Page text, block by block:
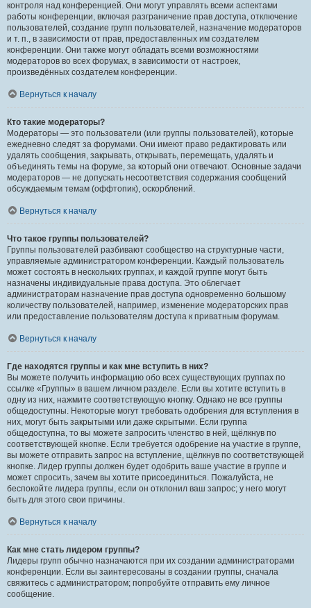
контроля над конференцией. Они могут управлять всеми аспектами
работы конференции, включая разграничение прав доступа, отключение
пользователей, создание групп пользователей, назначение модераторов
и т. п., в зависимости от прав, предоставленных им создателем
конференции. Они также могут обладать всеми возможностями
модераторов во всех форумах, в зависимости от настроек,
произведённых создателем конференции.
Вернуться к началу
Кто такие модераторы?
Модераторы — это пользователи (или группы пользователей), которые
ежедневно следят за форумами. Они имеют право редактировать или
удалять сообщения, закрывать, открывать, перемещать, удалять и
объединять темы на форуме, за который они отвечают. Основные задачи
модераторов — не допускать несоответствия содержания сообщений
обсуждаемым темам (оффтопик), оскорблений.
Вернуться к началу
Что такое группы пользователей?
Группы пользователей разбивают сообщество на структурные части,
управляемые администратором конференции. Каждый пользователь
может состоять в нескольких группах, и каждой группе могут быть
назначены индивидуальные права доступа. Это облегчает
администраторам назначение прав доступа одновременно большому
количеству пользователей, например, изменение модераторских прав
или предоставление пользователям доступа к приватным форумам.
Вернуться к началу
Где находятся группы и как мне вступить в них?
Вы можете получить информацию обо всех существующих группах по
ссылке «Группы» в вашем личном разделе. Если вы хотите вступить в
одну из них, нажмите соответствующую кнопку. Однако не все группы
общедоступны. Некоторые могут требовать одобрения для вступления в
них, могут быть закрытыми или даже скрытыми. Если группа
общедоступна, то вы можете запросить членство в ней, щёлкнув по
соответствующей кнопке. Если требуется одобрение на участие в группе,
вы можете отправить запрос на вступление, щёлкнув по соответствующей
кнопке. Лидер группы должен будет одобрить ваше участие в группе и
может спросить, зачем вы хотите присоединиться. Пожалуйста, не
беспокойте лидера группы, если он отклонил ваш запрос; у него могут
быть для этого свои причины.
Вернуться к началу
Как мне стать лидером группы?
Лидеры групп обычно назначаются при их создании администраторами
конференции. Если вы заинтересованы в создании группы, сначала
свяжитесь с администратором; попробуйте отправить ему личное
сообщение.